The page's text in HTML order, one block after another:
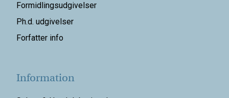
Formidlingsudgivelser
Ph.d. udgivelser
Forfatter info
Information